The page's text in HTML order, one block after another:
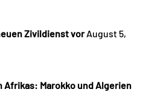
Zivildienst vor August 5,
Afrikas: Marokko und Algerien